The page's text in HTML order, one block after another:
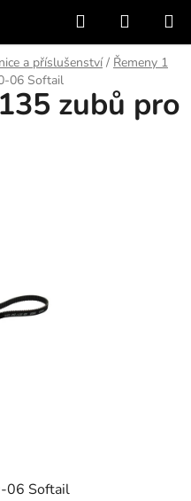
Hledat
KOŠÍK
a příslušenství / Řemeny 1
06 Softail
06 Softail
zubů pro